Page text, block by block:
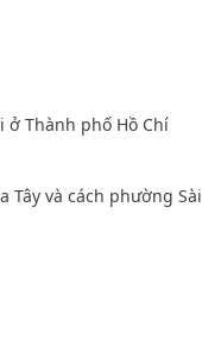
ở Thành phố Hồ Chí
Tây và cách phường Sài